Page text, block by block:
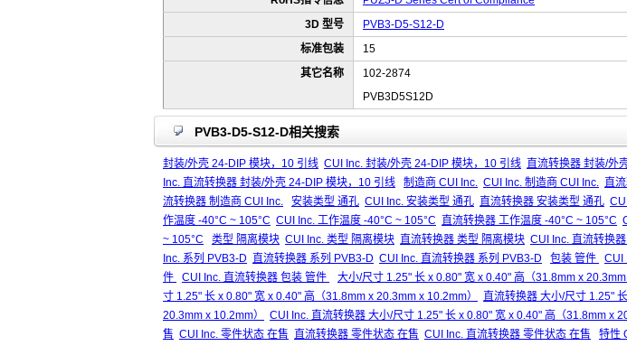
3D 型号
PVB3-D5-S12-D
标准包装
15
其它名称
102-2874
PVB3D5S12D
PVB3-D5-S12-D相关搜索
封装/外壳 24-DIP 模块，10 引线 CUI Inc. 封装/外壳 24-DIP 模块，10 引线 直流转换器 封装/外
Inc. 直流转换器 封装/外壳 24-DIP 模块，10 引线
制造商 CUI Inc. CUI Inc. 制造商 CUI Inc. 直
流转换器 制造商 CUI Inc.
安装类型 通孔 CUI Inc. 安装类型 通孔 直流转换器 安装类型 通孔
作温度 -40°C ~ 105°C CUI Inc. 工作温度 -40°C ~ 105°C 直流转换器 工作温度 -40°C ~ 105°C
~ 105°C
类型 隔离模块 CUI Inc. 类型 隔离模块 直流转换器 类型 隔离模块 CUI Inc. 直流转换
Inc. 系列 PVB3-D
直流转换器 系列 PVB3-D CUI Inc. 直流转换器 系列 PVB3-D 包装 管件 CUI
件
CUI Inc. 直流转换器 包装 管件 大小/尺寸 1.25" 长 x 0.80" 宽 x 0.40" 高（31.8mm x 20.3mm
寸 1.25" 长 x 0.80" 宽 x 0.40" 高（31.8mm x 20.3mm x 10.2mm）
直流转换器 大小/尺寸 1.25"
20.3mm x 10.2mm）
CUI Inc. 直流转换器 大小/尺寸 1.25" 长 x 0.80" 宽 x 0.40" 高（31.8mm x
售 CUI Inc. 零件状态 在售 直流转换器 零件状态 在售 CUI Inc. 直流转换器 零件状态 在售 特性